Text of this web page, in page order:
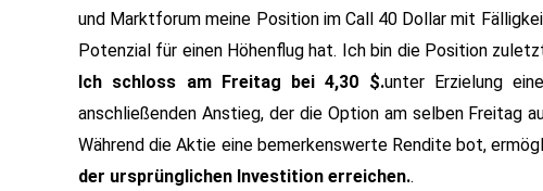
und Marktforum meine Position im Call 40 Dollar mit
Potenzial für einen Höhenflug hat. Ich bin die Position
Ich schloss am Freitag bei 4,30 $.unter Erzielung
anschließenden Anstieg, der die Option am selben Freitag
Während die Aktie eine bemerkenswerte Rendite bot,
der ursprünglichen Investition erreichen..